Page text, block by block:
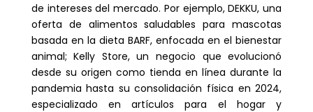
de intereses del mercado. Por ejemplo, DEKKU, una
oferta de alimentos saludables para mascotas
basada en la dieta BARF, enfocada en el bienestar
animal; Kelly Store, un negocio que evolucionó
desde su origen como tienda en línea durante la
pandemia hasta su consolidación física en 2024,
especializado en artículos para el hogar y